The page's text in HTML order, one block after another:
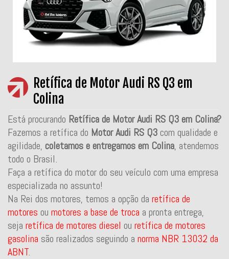
Retífica de Motor Audi RS Q3 em
Colina
Está procurando Retífica de Motor Audi RS Q3 em Colina?
Fazemos a retífica do Motor Audi RS Q3com qualidade e
agilidade, coletamos e entregamos em Colina, atendemos
todo o Brasil.
Faça a retífica do motor do seu veículo com uma empresa
especializada no assunto!
Na Rei dos motores, temos a opção da retífica de
motores ou motores a base de troca a pronta entrega,
seja retífica de motores diesel ou retífica de motores
gasolina são realizados seguindo a norma NBR 13032 da
ABNT.